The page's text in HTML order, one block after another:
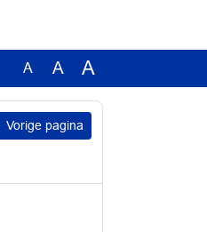
A A A
Vorige pagina